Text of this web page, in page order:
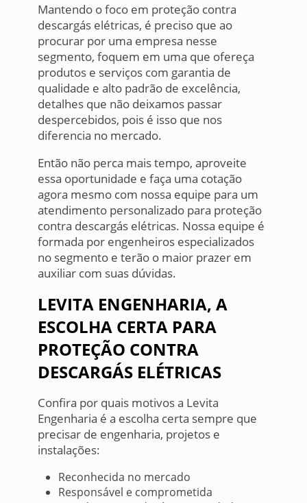
Mantendo o foco em proteção contra
descargás elétricas, é preciso que ao
procurar por uma empresa nesse
segmento, foquem em uma que ofereça
produtos e serviços com garantia de
qualidade e alto padrão de excelência,
detalhes que não deixamos passar
despercebidos, pois é isso que nos
diferencia no mercado.
Então não perca mais tempo, aproveite
essa oportunidade e faça uma cotação
agora mesmo com nossa equipe para um
atendimento personalizado para proteção
contra descargás elétricas. Nossa equipe é
formada por engenheiros especializados
no segmento e terão o maior prazer em
auxiliar com suas dúvidas.
LEVITA ENGENHARIA, A
ESCOLHA CERTA PARA
PROTEÇÃO CONTRA
DESCARGÁS ELÉTRICAS
Confira por quais motivos a Levita
Engenharia é a escolha certa sempre que
precisar de engenharia, projetos e
instalações:
Reconhecida no mercado
Responsável e comprometida